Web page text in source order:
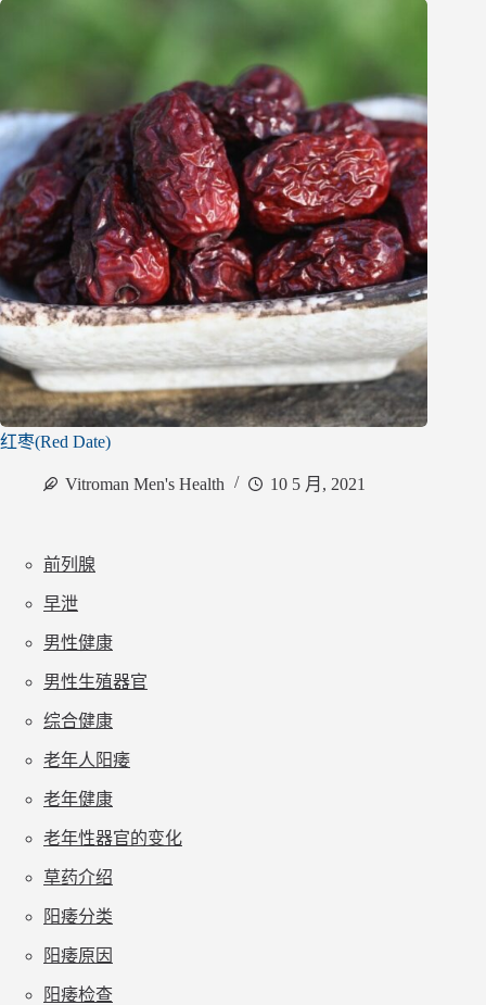
红枣(Red Date)
Vitroman Men's Health 10 5 月, 2021
前列腺
早泄
男性健康
男性生殖器官
综合健康
老年人阳痿
老年健康
老年性器官的变化
草药介绍
阳痿分类
阳痿原因
阳痿检查